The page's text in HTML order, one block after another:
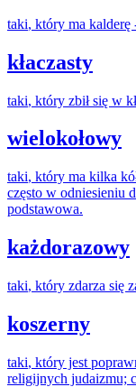
taki, który ma kalderę
kłaczasty
taki, który zbił się w
wielokołowy
taki, który ma kilka
często w odniesieniu
podstawowa.
każdorazowy
taki, który zdarza się
koszerny
taki, który jest
religijnych judaizmu;